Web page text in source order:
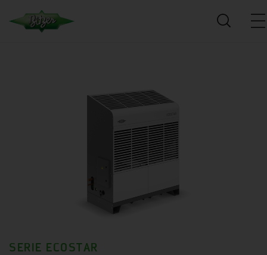
SERIE ECOSTAR